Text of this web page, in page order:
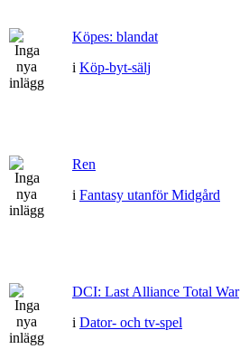
Köpes: blandat
i Köp-byt-sälj
Ren
i Fantasy utanför Midgård
DCI: Last Alliance Total War
i Dator- och tv-spel